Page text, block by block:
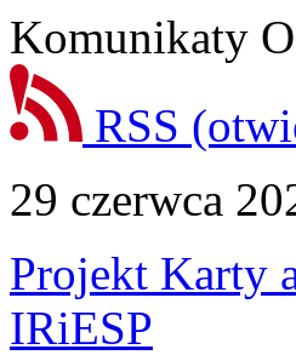
Komunikaty
RSS
29 czerwca
Projekt Karty
IRiESP